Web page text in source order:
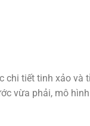
chi tiết tinh xảo và
vừa phải, mô